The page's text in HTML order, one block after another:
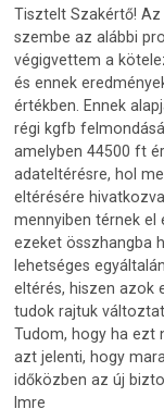
Tisztelt Szakértő!
szembe az alábbi
végigvettem a
és ennek
értékben. Ennek
régi kgfb
amelyben 44500 ft
adateltérésre, hol
eltérésére
mennyiben térnek el
ezeket összhangba
lehetséges
eltérés, hiszen azok
tudok rajtuk
Tudom, hogy ha ezt
azt jelenti, hogy
időközben az új
Imre